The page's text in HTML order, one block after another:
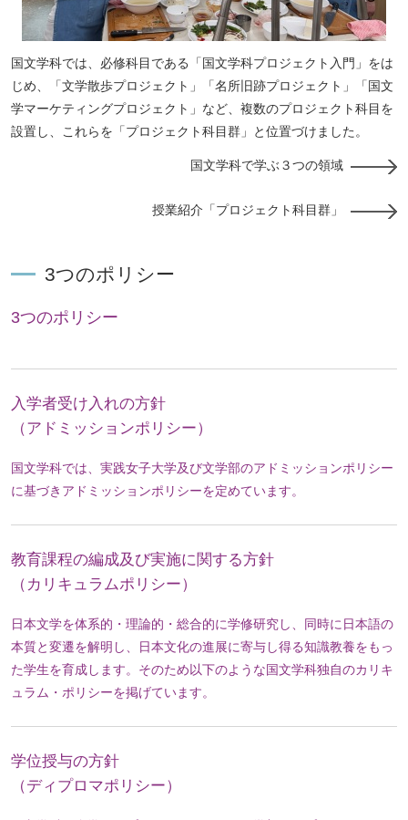
国文学科では、必修科目である「国文学科プロジェクト入門」をは
じめ、「文学散歩プロジェクト」「名所旧跡プロジェクト」「国文
学マーケティングプロジェクト」など、複数のプロジェクト科目を
設置し、これらを「プロジェクト科目群」と位置づけました。
国文学科で学ぶ３つの領域
授業紹介「プロジェクト科目群」
3つのポリシー
3つのポリシー
入学者受け入れの方針
（アドミッションポリシー）
国文学科では、実践女子大学及び文学部のアドミッションポリシー
に基づきアドミッションポリシーを定めています。
教育課程の編成及び実施に関する方針
（カリキュラムポリシー）
日本文学を体系的・理論的・総合的に学修研究し、同時に日本語の
本質と変遷を解明し、日本文化の進展に寄与し得る知識教養をもっ
た学生を育成します。そのため以下のような国文学科独自のカリキ
ュラム・ポリシーを掲げています。
学位授与の方針
（ディプロマポリシー）